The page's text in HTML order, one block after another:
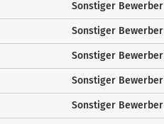
Sonstiger Bewerber
Sonstiger Bewerber
Sonstiger Bewerber
Sonstiger Bewerber
Sonstiger Bewerber